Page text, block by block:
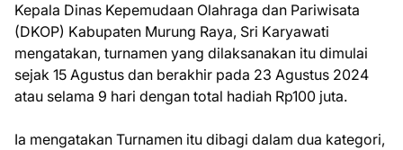
Kepala Dinas Kepemudaan Olahraga dan Pariwisata
(DKOP) Kabupaten Murung Raya, Sri Karyawati
mengatakan, turnamen yang dilaksanakan itu dimulai
sejak 15 Agustus dan berakhir pada 23 Agustus 2024
atau selama 9 hari dengan total hadiah Rp100 juta.
Ia mengatakan Turnamen itu dibagi dalam dua kategori,